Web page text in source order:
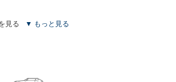
見る ▼ もっと見る